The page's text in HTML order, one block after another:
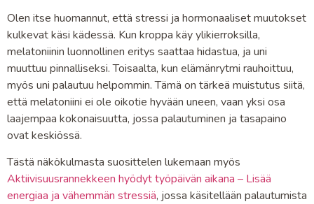
Olen itse huomannut, että stressi ja hormonaaliset muutokset
kulkevat käsi kädessä. Kun kroppa käy ylikierroksilla,
melatoniinin luonnollinen eritys saattaa hidastua, ja uni
muuttuu pinnalliseksi. Toisaalta, kun elämänrytmi rauhoittuu,
myös uni palautuu helpommin. Tämä on tärkeä muistutus siitä,
että melatoniini ei ole oikotie hyvään uneen, vaan yksi osa
laajempaa kokonaisuutta, jossa palautuminen ja tasapaino
ovat keskiössä.
Tästä näkökulmasta suosittelen lukemaan myös
Aktiivisuusrannekkeen hyödyt työpäivän aikana – Lisää
energiaa ja vähemmän stressiä, jossa käsitellään palautumista